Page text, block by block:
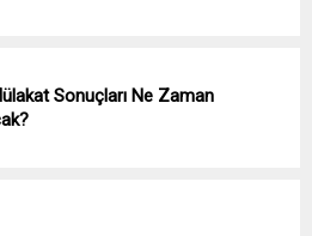
Sonuçları Ne Zaman